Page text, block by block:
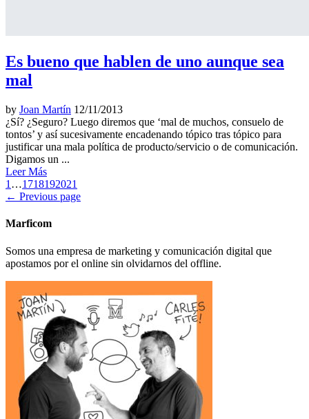
Es bueno que hablen de uno aunque sea
mal
by Joan Martín 12/11/2013
¿Sí? ¿Seguro? Luego diremos que ‘mal de muchos, consuelo de
tontos’ y así sucesivamente encadenando tópico tras tópico para
justificar una mala política de producto/servicio o de comunicación.
Digamos un ...
Leer Más
1 …1718192021
← Previous page
Marficom
Somos una empresa de marketing y comunicación digital que
apostamos por el online sin olvidarnos del offline.